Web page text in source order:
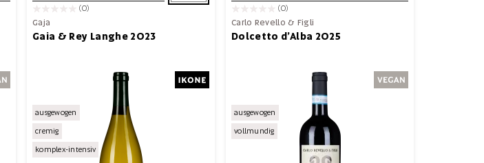
(0)
Gaja
Gaia & Rey Langhe 2023
ausgewogen
cremig
komplex-intensiv
(0)
Carlo Revello & Figli
Dolcetto d’Alba 2025
ausgewogen
vollmundig